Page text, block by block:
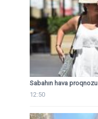
Sabahın hava proqnozu
12:50